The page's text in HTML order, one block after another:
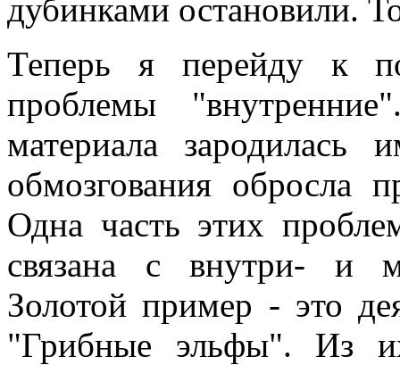
дубинками остановили.
Теперь я перейду к
проблемы
материала
обмозгования обросла
Одна часть этих
связана с внутри- и
Золотой пример - это
"Грибные эльфы". Из